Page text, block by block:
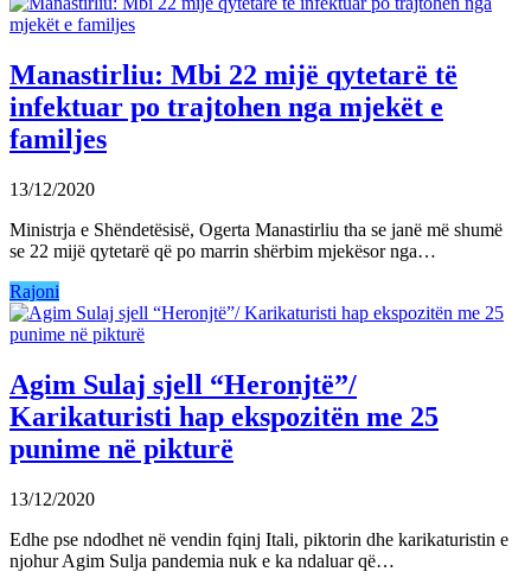
Manastirliu: Mbi 22 mijë qytetarë të
infektuar po trajtohen nga mjekët e
familjes
13/12/2020
Ministrja e Shëndetësisë, Ogerta Manastirliu tha se janë më shumë
se 22 mijë qytetarë që po marrin shërbim mjekësor nga…
Rajoni
Agim Sulaj sjell “Heronjtë”/
Karikaturisti hap ekspozitën me 25
punime në pikturë
13/12/2020
Edhe pse ndodhet në vendin fqinj Itali, piktorin dhe karikaturistin e
njohur Agim Sulja pandemia nuk e ka ndaluar që…